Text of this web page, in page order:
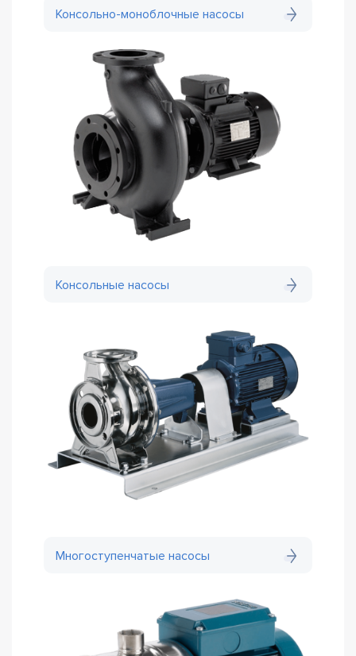
Консольно-моноблочные насосы
Консольные насосы
Многоступенчатые насосы